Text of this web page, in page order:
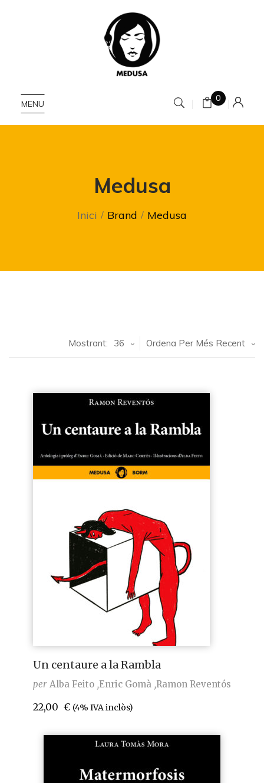
MENU
0
Medusa
Inici Brand Medusa
Ordena Per Més Recent
Mostrant: 36
Un centaure a la Rambla
per Alba Feito Enric Gomà Ramon Reventós
22,00 € (4% IVA inclòs)